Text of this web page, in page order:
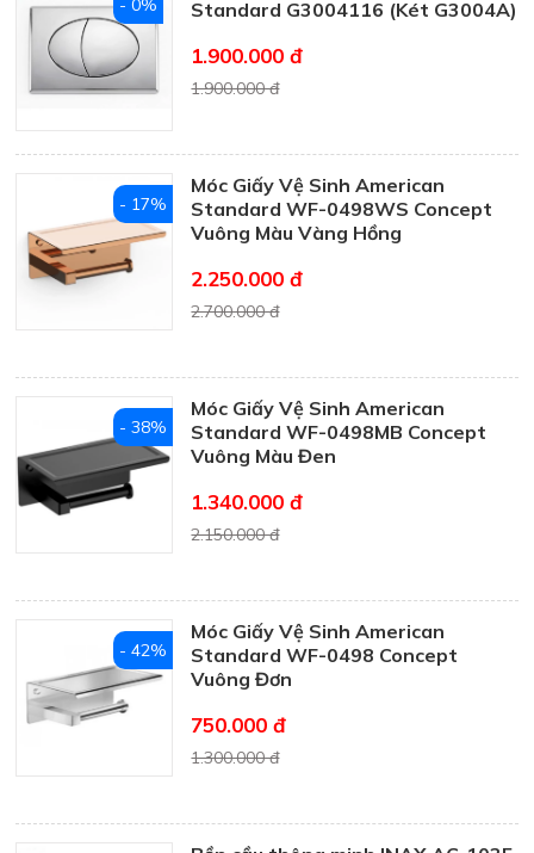
Standard G3004116 (Két G3004A)
1.900.000 đ
1.900.000 đ
- 0%
Móc Giấy Vệ Sinh American
Standard WF-0498WS Concept
Vuông Màu Vàng Hồng
2.250.000 đ
2.700.000 đ
- 17%
Móc Giấy Vệ Sinh American
Standard WF-0498MB Concept
Vuông Màu Đen
1.340.000 đ
2.150.000 đ
- 38%
Móc Giấy Vệ Sinh American
Standard WF-0498 Concept
Vuông Đơn
750.000 đ
1.300.000 đ
- 42%